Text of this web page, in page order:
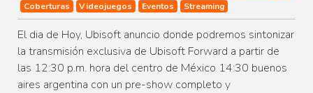
Coberturas
Videojuegos Eventos Streaming
El dia de Hoy, Ubisoft anuncio donde podremos sintonizar
la transmisión exclusiva de Ubisoft Forward a partir de
las 12:30 p.m. hora del centro de México 14:30 buenos
aires argentina con un pre-show completo y